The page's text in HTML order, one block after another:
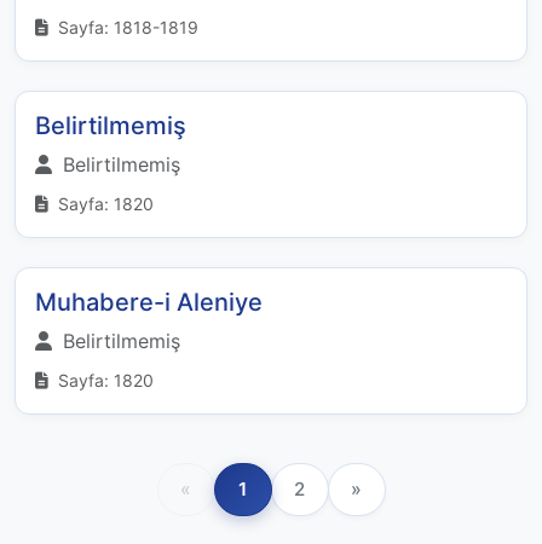
Sayfa: 1818-1819
Belirtilmemiş
Belirtilmemiş
Sayfa: 1820
Muhabere-i Aleniye
Belirtilmemiş
Sayfa: 1820
« 1 2 »